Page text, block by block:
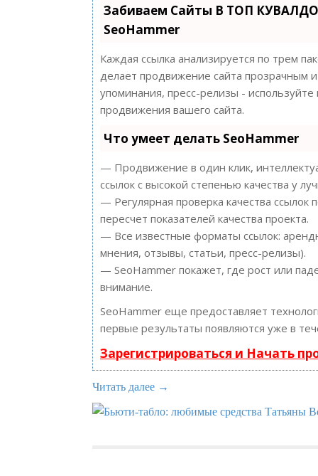
Забиваем Сайты В ТОП
SeoHammer
Каждая ссылка анализируется по трем
делает продвижение сайта прозрачным
упоминания, пресс-релизы -
продвижения вашего сайта.
Что умеет делать SeoHammer
— Продвижение в один клик,
ссылок с высокой степенью качества у
— Регулярная проверка качества
пересчет показателей качества проекта.
— Все известные форматы ссылок:
мнения, отзывы, статьи, пресс-релизы).
— SeoHammer покажет, где рост или
внимание.
SeoHammer еще предоставляет
первые результаты появляются уже в
Зарегистрироваться и Начать
Читать далее →